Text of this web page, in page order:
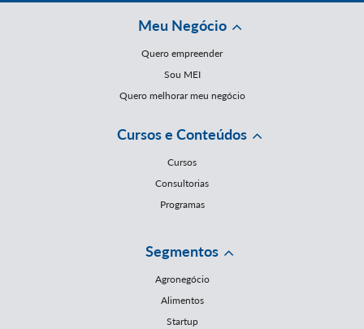
Meu Negócio
Quero empreender
Sou MEI
Quero melhorar meu negócio
Cursos e Conteúdos
Cursos
Consultorias
Programas
Segmentos
Agronegócio
Alimentos
Startup